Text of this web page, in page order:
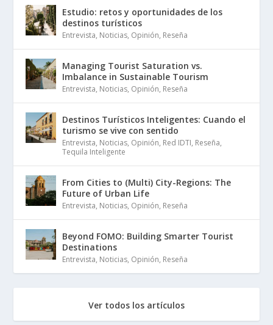
Estudio: retos y oportunidades de los
destinos turísticos
Entrevista, Noticias, Opinión, Reseña
Managing Tourist Saturation vs.
Imbalance in Sustainable Tourism
Entrevista, Noticias, Opinión, Reseña
Destinos Turísticos Inteligentes: Cuando el
turismo se vive con sentido
Entrevista, Noticias, Opinión, Red IDTI, Reseña,
Tequila Inteligente
From Cities to (Multi) City-Regions: The
Future of Urban Life
Entrevista, Noticias, Opinión, Reseña
Beyond FOMO: Building Smarter Tourist
Destinations
Entrevista, Noticias, Opinión, Reseña
Ver todos los artículos